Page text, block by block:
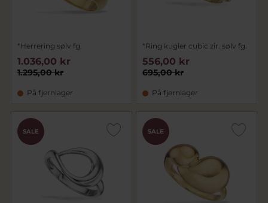
*Herrering sølv fg.
1.295,00 kr
1.036,00 kr
På fjernlager
*Ring kugler cubic zir. sølv fg.
695,00 kr
556,00 kr
På fjernlager
SALE SALE